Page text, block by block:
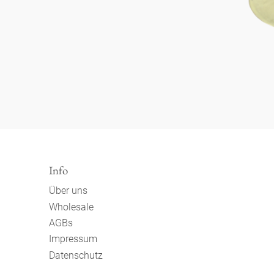
Info
Über uns
Wholesale
AGBs
Impressum
Datenschutz